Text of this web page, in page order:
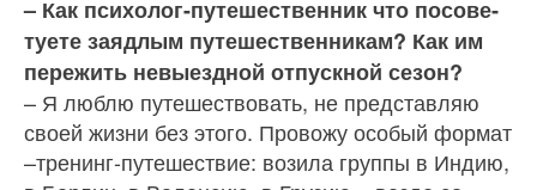
– Как психолог-путешественник что посове­
туете заядлым путешественникам? Как им
пе­режить невыездной отпускной сезон?
– Я люблю путешествовать, не представляю
своей жизни без этого. Провожу особый формат
–тренинг-путешествие: возила группы в Индию,